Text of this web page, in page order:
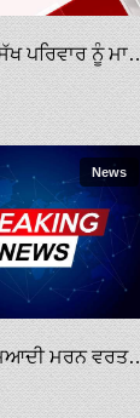
ਅਮਰੀਕਾ: ਸਿੱਖ ਪਰਿਵਾਰ ਨੂੰ ਮਾਰਨ ਵਾਲੇ ਨੇ ਨਹੀਂ
News
ਸੰਗਰੂਰ; ਬੇਮਿਆਦੀ ਮਰਨ ਵਰਤ ਦੇ ਤੀਜੇ ਵੀ ਡਟੇ ਰਹੇ